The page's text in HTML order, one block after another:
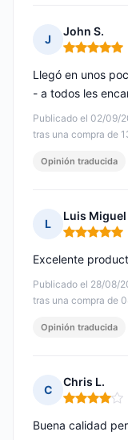
J
John S.
Nota: 5 de 5
Publicado el 02/09/
tras una compra de
Llegó en unos
- a todos les
Opinión traducida
L
Luis Miguel
Nota: 5 de 5
Publicado el 28/08/
tras una compra de
Excelente
Opinión traducida
C
Chris L.
Nota: 4 de 5
Buena calidad